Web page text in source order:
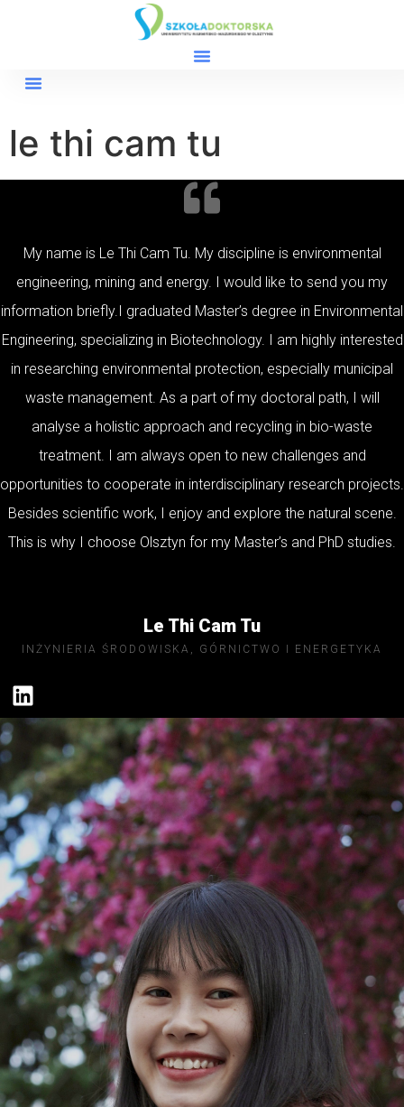
le thi cam tu
My name is Le Thi Cam Tu. My discipline is environmental
engineering, mining and energy. I would like to send you my
information briefly.I graduated Master’s degree in Environmental
Engineering, specializing in Biotechnology. I am highly interested
in researching environmental protection, especially municipal
waste management. As a part of my doctoral path, I will
analyse a holistic approach and recycling in bio-waste
treatment. I am always open to new challenges and
opportunities to cooperate in interdisciplinary research projects.
Besides scientific work, I enjoy and explore the natural scene.
This is why I choose Olsztyn for my Master’s and PhD studies.
Le Thi Cam Tu
INŻYNIERIA ŚRODOWISKA, GÓRNICTWO I ENERGETYKA